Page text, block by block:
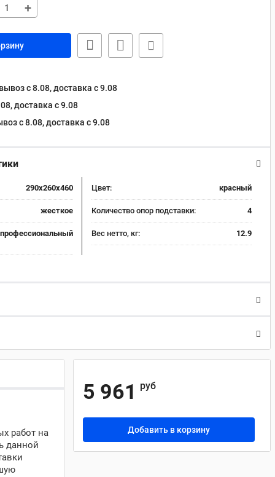
+
с 8.08, доставка c 9.08
доставка c 9.08
с 8.08, доставка c 9.08
290x260x460 Цвет: красный
жесткое Количество опор подставки: 4
Вес нетто, кг: 12.9
работ на
данной
5 961 руб
Добавить в корзину